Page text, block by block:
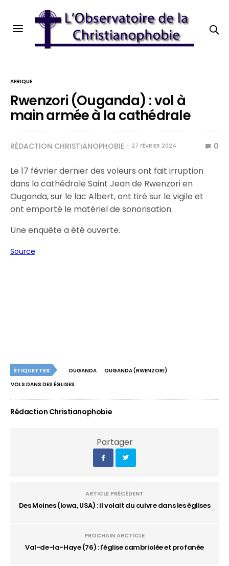
AFRIQUE
Rwenzori (Ouganda) : vol à
main armée à la cathédrale
RÉDACTION CHRISTIANOPHOBIE 27 FÉVRIER 2024 0
Le 17 février dernier des voleurs ont fait irruption
dans la cathédrale Saint Jean de Rwenzori en
Ouganda, sur le lac Albert, ont tiré sur le vigile et
ont emporté le matériel de sonorisation.
Une enquête a été ouverte.
Source
ÉTIQUETTES OUGANDA
OUGANDA (RWENZORI)
VOLS DANS DES ÉGLISES
Rédaction Christianophobie
Partager
ARTICLE PRÉCÉDENT
Des Moines (Iowa, USA) : il volait du cuivre dans les églises
PROCHAIN ARCTICLE
Val-de-la-Haye (76) : l'église cambriolée et profanée